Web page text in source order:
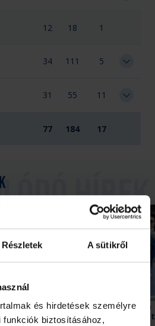
Részletek A sütikről
és hirdetések személyre
biztosításához,
12 18 1
34 111 5
31 55 11
77 184 17
os
Tizenhét játékosunk a
korosztályos